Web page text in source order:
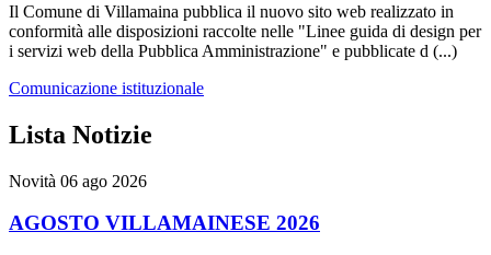
Il Comune di Villamaina pubblica il nuovo sito web realizzato in
conformità alle disposizioni raccolte nelle "Linee guida di design per
i servizi web della Pubblica Amministrazione" e pubblicate d (...)
Comunicazione istituzionale
Lista Notizie
Novità 06 ago 2026
AGOSTO VILLAMAINESE 2026